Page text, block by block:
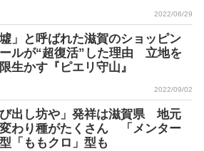
2022/06/29
墟」と呼ばれた滋賀のショッピン
ルが“超復活”した理由 立地を
生かす『ピエリ守山』
2022/09/02
び出し坊や」発祥は滋賀県 地元
わり種がたくさん 「メンター
「ももクロ」型も